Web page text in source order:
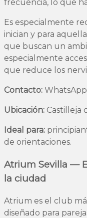
frecuencia, lo que
Es especialmente
inician y para
que buscan un
especialmente
que reduce los
Contacto: WhatsApp
Ubicación: Castilleja
Ideal para:
de orientaciones.
Atrium Sevilla —
la ciudad
Atrium es el club
diseñado para